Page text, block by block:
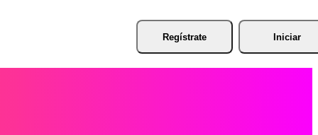
Regístrate Iniciar